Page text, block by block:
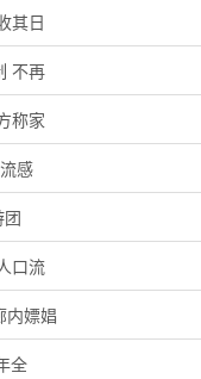
其日
不再
称家
感
口流
内嫖娼
全